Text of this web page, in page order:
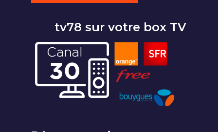
tv78 sur votre box TV